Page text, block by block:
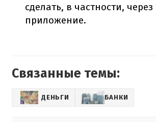
сделать, в частности, через
приложение.
Связанные темы:
ДЕНЬГИ БАНКИ